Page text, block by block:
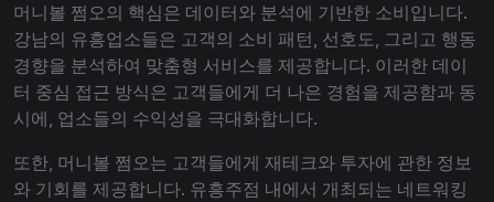
머니볼 쩜오의 핵심은 데이터와 분석에 기반한 소비입니다.
강남의 유흥업소들은 고객의 소비 패턴, 선호도, 그리고 행동
경향을 분석하여 맞춤형 서비스를 제공합니다. 이러한 데이
터 중심 접근 방식은 고객들에게 더 나은 경험을 제공함과 동
시에, 업소들의 수익성을 극대화합니다.
또한, 머니볼 쩜오는 고객들에게 재테크와 투자에 관한 정보
와 기회를 제공합니다. 유흥주점 내에서 개최되는 네트워킹